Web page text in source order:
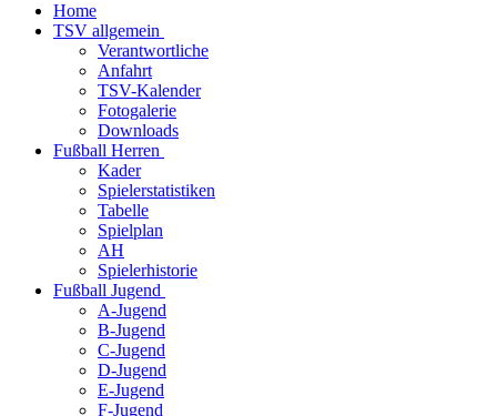
Home
TSV allgemein
Verantwortliche
Anfahrt
TSV-Kalender
Fotogalerie
Downloads
Fußball Herren
Kader
Spielerstatistiken
Tabelle
Spielplan
AH
Spielerhistorie
Fußball Jugend
A-Jugend
B-Jugend
C-Jugend
D-Jugend
E-Jugend
F-Jugend